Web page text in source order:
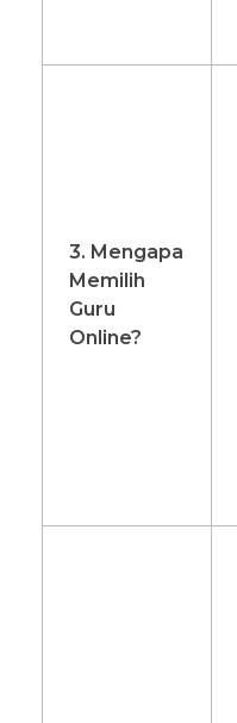
3. Mengapa
Memilih
Guru
Online?